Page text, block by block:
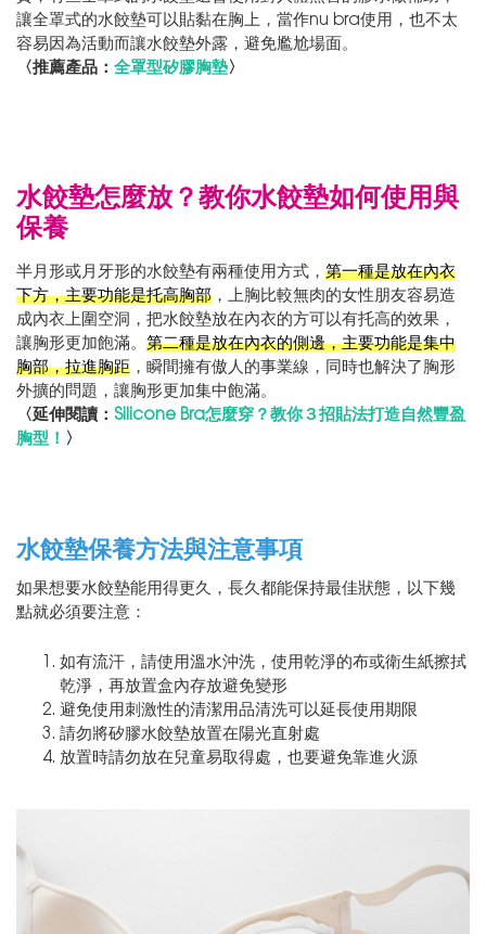
讓全罩式的水餃墊可以貼黏在胸上，當作nu bra使用，也不太
容易因為活動而讓水餃墊外露，避免尷尬場面。
〈推薦產品： 全罩型矽膠胸墊〉
水餃墊怎麼放？教你水餃墊如何使用與
保養
半月形或月牙形的水餃墊有兩種使用方式， 第一種是放在內衣
下方，主要功能是托高胸部 ，上胸比較無肉的女性朋友容易造
成內衣上圍空洞，把水餃墊放在內衣的方可以有托高的效果，
讓胸形更加飽滿。 第二種是放在內衣的側邊，主要功能是集中
胸部，拉進胸距 ，瞬間擁有傲人的事業線，同時也解決了胸形
外擴的問題，讓胸形更加集中飽滿。
〈延伸閱讀： Silicone Bra怎麼穿？教你３招貼法打造自然豐盈
胸型！ 〉
水餃墊保養方法與注意事項
如果想要水餃墊能用得更久，長久都能保持最佳狀態，以下幾
點就必須要注意：
如有流汗，請使用溫水沖洗，使用乾淨的布或衛生紙擦拭
乾淨，再放置盒內存放避免變形
避免使用刺激性的清潔用品清洗可以延長使用期限
請勿將矽膠水餃墊放置在陽光直射處
放置時請勿放在兒童易取得處，也要避免靠進火源